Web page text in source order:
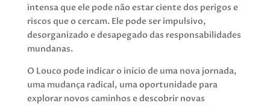
intensa que ele pode não estar ciente dos perigos e
riscos que o cercam. Ele pode ser impulsivo,
desorganizado e desapegado das responsabilidades
mundanas.
O Louco pode indicar o início de uma nova jornada,
uma mudança radical, uma oportunidade para
explorar novos caminhos e descobrir novas